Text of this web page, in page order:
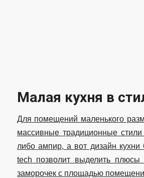
Малая кухня в
Для помещений маленького
массивные традиционные
либо ампир, а вот дизайн
tech позволит выделить плюсы
заморочек с площадью